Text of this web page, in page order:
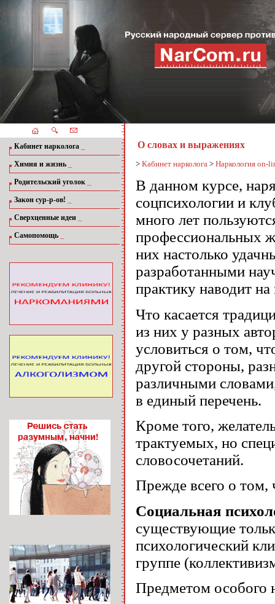
Кабинет нарколога
Химия и жизнь
Родительский уголок
Закон сур-р-ов!
Сверхценные идеи
Самопомощь
О словах и выражениях
> Кабинет нарколога > Наркология on-
В данном курсе,
соцпсихологии и
много лет
профессиональных
них настолько
разработанными
практику наводит
Что касается
из них у разных
условиться о том,
другой стороны,
различными
в единый перечень.
Кроме того,
трактуемых, но
словосочетаний.
Прежде всего о том,
Социальная
существующие
психологический
группе
Предметом особого